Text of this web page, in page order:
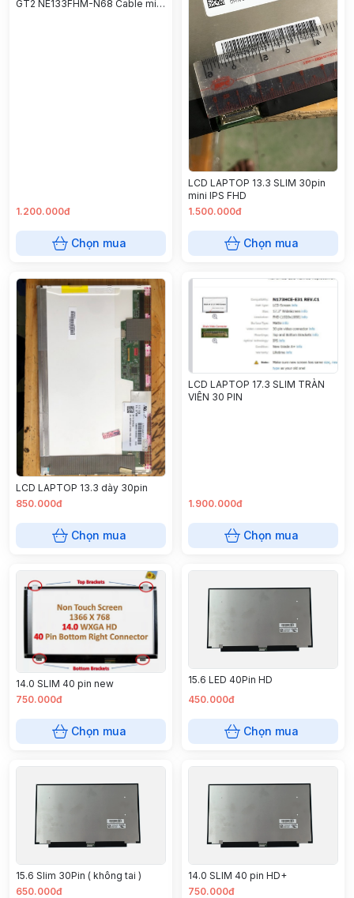
GT2 NE133FHM-N68 Cable mini
1.200.000đ
Chọn mua
LCD LAPTOP 13.3 SLIM 30pin
mini IPS FHD
1.500.000đ
Chọn mua
LCD LAPTOP 13.3 dày 30pin
850.000đ
Chọn mua
LCD LAPTOP 17.3 SLIM TRÀN
VIÊN 30 PIN
1.900.000đ
Chọn mua
14.0 SLIM 40 pin new
750.000đ
Chọn mua
15.6 LED 40Pin HD
450.000đ
Chọn mua
15.6 Slim 30Pin ( không tai )
650.000đ
14.0 SLIM 40 pin HD+
750.000đ